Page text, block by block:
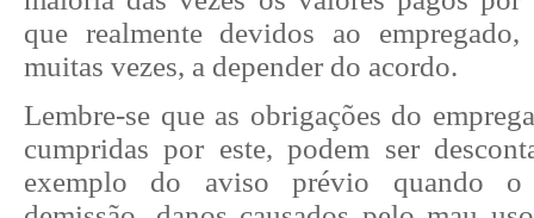
que realmente devidos ao
muitas vezes, a depender do acordo.
Lembre-se que as obrigações do
cumpridas por este, podem ser
exemplo do aviso prévio quando o